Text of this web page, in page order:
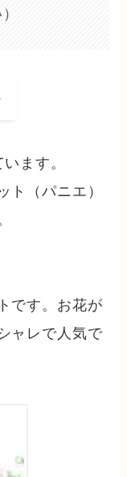
ます。
ト（パニエ）
です。お花が
ャレで人気で